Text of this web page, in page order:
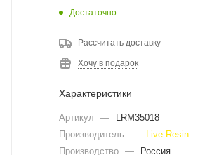
Достаточно
Рассчитать доставку
Хочу в подарок
Характеристики
Артикул —
LRM35018
Производитель
—
Live Resin
Производство —
Россия